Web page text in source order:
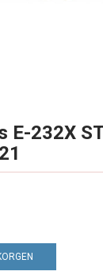
E-232X